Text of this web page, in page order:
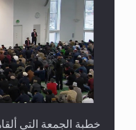
خطبة الجمعة التي